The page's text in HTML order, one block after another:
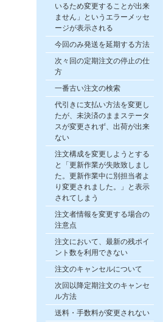
いるため変更することが出来
ません」というエラーメッセ
ージが表示される
今回のみ発送を延期する方法
次々回の定期注文の停止の仕
方
一番古い注文の検索
代引きに支払い方法を変更し
たが、未決済のままステータ
スが変更されず、出荷が出来
ない
注文構成を変更しようとする
と「更新作業が失敗致しまし
た。更新作業中に別担当者よ
り変更されました。」と表示
されてしまう
注文者情報を変更する場合の
注意点
注文において、最新の残ポイ
ント数を利用できない
注文のキャンセルについて
次回以降定期注文のキャンセ
ル方法
送料・手数料が変更されない